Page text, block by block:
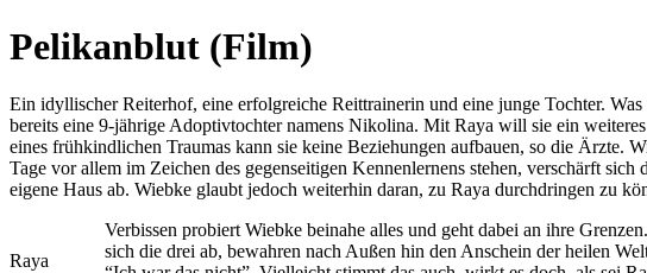
Pelikanblut (Film)
Ein idyllischer Reiterhof, eine erfolgreiche Reittrainerin und eine junge Tochter.
bereits eine 9-jährige Adoptivtochter namens Nikolina. Mit Raya will sie ein
eines frühkindlichen Traumas kann sie keine Beziehungen aufbauen, so die Ärzte.
Tage vor allem im Zeichen des gegenseitigen Kennenlernens stehen, verschärft
eigene Haus ab. Wiebke glaubt jedoch weiterhin daran, zu Raya durchdringen zu
Raya
Verbissen probiert Wiebke beinahe alles und geht dabei an ihre
sich die drei ab, bewahren nach Außen hin den Anschein der heilen